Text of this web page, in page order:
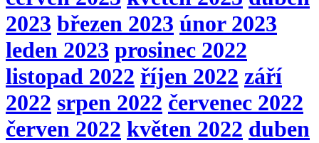
2023 březen 2023 únor 2023
leden 2023 prosinec 2022
listopad 2022 říjen 2022 září
2022 srpen 2022 červenec 2022
červen 2022 květen 2022 duben